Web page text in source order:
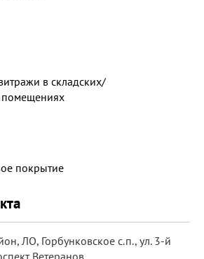
в складских/
помещениях
покрытие
ЛО, Горбунковское с.п., ул. 3-й